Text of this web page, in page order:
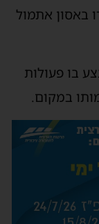
באסון אתמול
בו פעולות
במקום.